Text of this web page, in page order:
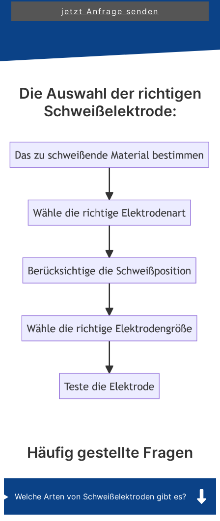
jetzt Anfrage senden
Die Auswahl der richtigen
Schweißelektrode:
Häufig gestellte Fragen
Welche Arten von Schweißelektroden gibt es?